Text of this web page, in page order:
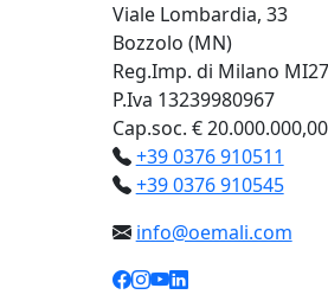
Viale Lombardia, 33
Bozzolo (MN)
Reg.Imp. di Milano
P.Iva 13239980967
Cap.soc. €
+39 0376 910511
+39 0376 910545
info@oemali.com